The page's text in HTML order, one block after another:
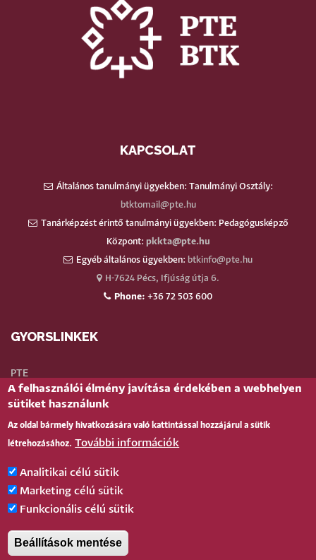
KAPCSOLAT
Általános tanulmányi ügyekben: Tanulmányi Osztály:
btktomail@pte.hu
Tanárképzést érintő tanulmányi ügyekben: Pedagógusképző
Központ: pkkta@pte.hu
Egyéb általános ügyekben: btkinfo@pte.hu
H-7624 Pécs, Ifjúság útja 6.
Phone: +36 72 503 600
GYORSLINKEK
PTE
Neptun
Telefonkönyv
Teams
TÉR(oktatói)
BELÉPÉS
Bejelentkezés
Pécsi Tudományegyetem |
A felhasználói élmény javítása érdekében a webhelyen
sütiket használunk
Az oldal bármely hivatkozására való kattintással hozzájárul a sütik
létrehozásához. További információk
Analitikai célú sütik
Marketing célú sütik
Funkcionális célú sütik
Beállítások mentése